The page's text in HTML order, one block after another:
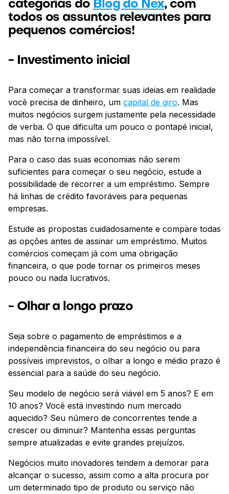
categorias do Blog do Nex, com
todos os assuntos relevantes para
pequenos comércios!
- Investimento inicial
Para começar a transformar suas ideias em realidade
você precisa de dinheiro, um capital de giro. Mas
muitos negócios surgem justamente pela necessidade
de verba. O que dificulta um pouco o pontapé inicial,
mas não torna impossível.
Para o caso das suas economias não serem
suficientes para começar o seu negócio, estude a
possibilidade de recorrer a um empréstimo. Sempre
há linhas de crédito favoráveis para pequenas
empresas.
Estude as propostas cuidadosamente e compare todas
as opções antes de assinar um empréstimo. Muitos
comércios começam já com uma obrigação
financeira, o que pode tornar os primeiros meses
pouco ou nada lucrativos.
- Olhar a longo prazo
Seja sobre o pagamento de empréstimos e a
independência financeira do seu negócio ou para
possíveis imprevistos, o olhar a longo e médio prazo é
essencial para a saúde do seu negócio.
Seu modelo de negócio será viável em 5 anos? E em
10 anos? Você está investindo num mercado
aquecido? Seu número de concorrentes tende a
crescer ou diminuir? Mantenha essas perguntas
sempre atualizadas e evite grandes prejuízos.
Negócios muito inovadores tendem a demorar para
alcançar o sucesso, assim como a alta procura por
um determinado tipo de produto ou serviço não